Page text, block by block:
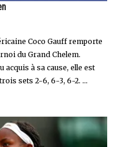
Coco Gauff remporte
du Grand Chelem.
à sa cause, elle est
sets 2-6, 6-3, 6-2. ...